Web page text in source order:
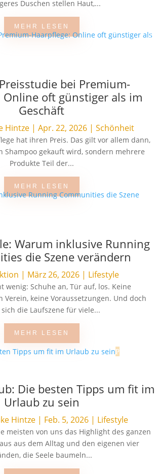
Duschen stellen Haut,...
MEHR LESEN
bei Premium-
Online oft günstiger als im
Geschäft
Hintze | Apr. 22, 2026 | Schönheit
hat ihren Preis. Das gilt vor allem dann,
Shampoo gekauft wird, sondern mehrere
Produkte Teil der...
MEHR LESEN
Warum inklusive Running
die Szene verändern
| März 26, 2026 | Lifestyle
wenig: Schuhe an, Tür auf, los. Keine
Verein, keine Voraussetzungen. Und doch
die Laufszene für viele...
MEHR LESEN
Die besten Tipps um fit im
Urlaub zu sein
Hintze | Feb. 5, 2026 | Lifestyle
meisten von uns das Highlight des ganzen
aus dem Alltag und den eigenen vier
die Seele baumeln...